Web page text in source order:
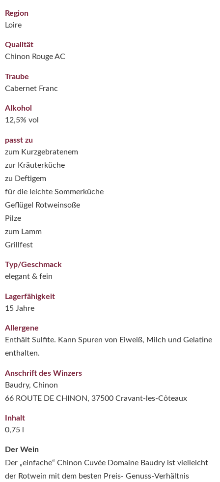
Der Wein
Der „einfache“ Chinon Cuvée Domaine Baudry ist vielleicht
der Rotwein mit dem besten Preis- Genuss-Verhältnis
Region
Loire
Qualität
Chinon Rouge AC
Traube
Cabernet Franc
Alkohol
12,5% vol
passt zu
zum Kurzgebratenem
zur Kräuterküche
zu Deftigem
für die leichte Sommerküche
Geflügel Rotweinsoße
Pilze
zum Lamm
Grillfest
Typ/Geschmack
elegant & fein
Lagerfähigkeit
15 Jahre
Allergene
Enthält Sulfite. Kann Spuren von Eiweiß, Milch und Gelatine
enthalten.
Anschrift des Winzers
Baudry, Chinon
66 ROUTE DE CHINON, 37500 Cravant-les-Côteaux
Inhalt
0,75 l